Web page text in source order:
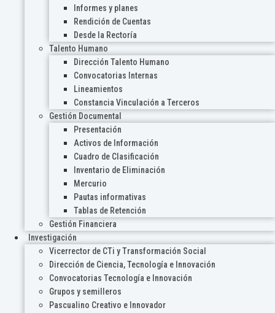
Informes y planes
Rendición de Cuentas
Desde la Rectoría
Talento Humano
Dirección Talento Humano
Convocatorias Internas
Lineamientos
Constancia Vinculación a Terceros
Gestión Documental
Presentación
Activos de Información
Cuadro de Clasificación
Inventario de Eliminación
Mercurio
Pautas informativas
Tablas de Retención
Gestión Financiera
Investigación
Vicerrector de CTi y Transformación Social
Dirección de Ciencia, Tecnología e Innovación
Convocatorias Tecnología e Innovación
Grupos y semilleros
Pascualino Creativo e Innovador